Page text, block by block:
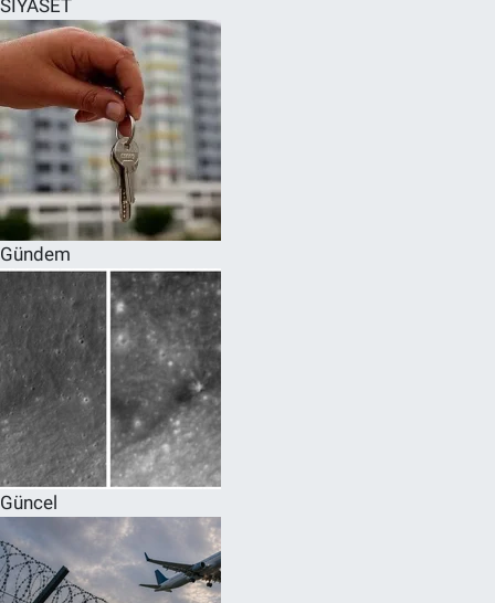
SİYASET
Gündem
Güncel
SPOR
RESMİ İLANLAR